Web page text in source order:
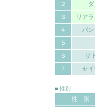
２
３
リア
４
パ
５
６
サ
７
セ
■ 性別
性 別